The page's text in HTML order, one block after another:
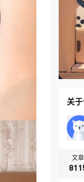
关
文章